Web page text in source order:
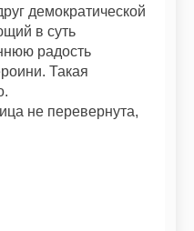
демократической
в суть
радость
Такая
не перевернута,